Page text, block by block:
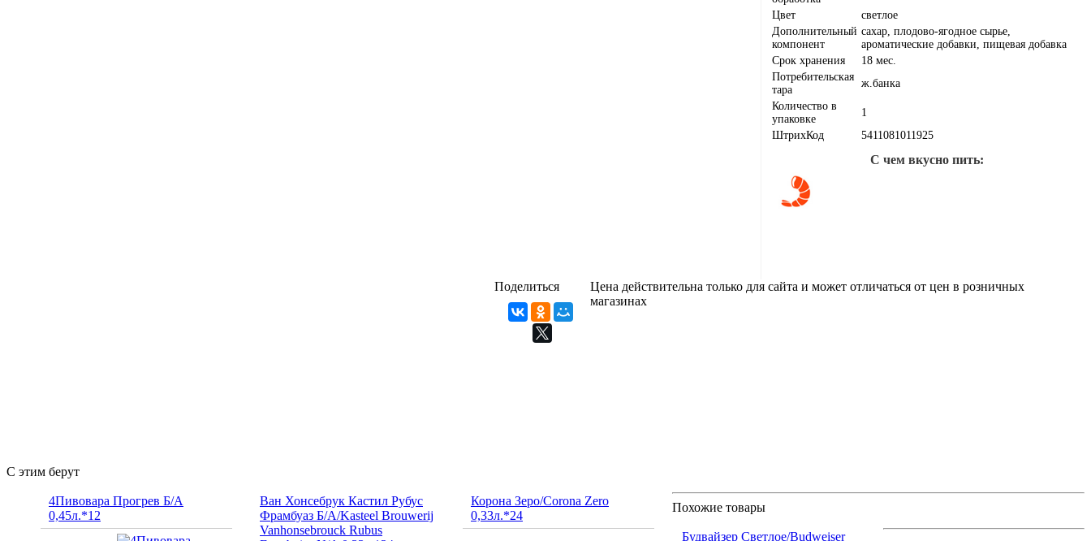
Цвет
светлое
Дополнительный
компонент
сахар, плодово-ягодное сырье,
ароматические добавки, пищевая добавка
Срок хранения
18 мес.
Потребительская
тара
ж.банка
Количество в
упаковке
1
ШтрихКод
5411081011925
С чем вкусно пить:
Поделиться
Цена действительна только для сайта и может отличаться от цен в розничных
магазинах
С этим берут
4Пивовара Прогрев Б/А
0,45л.*12
Ван Хонсебрук Кастил Рубус
Фрамбуаз Б/А/Kasteel Brouwerij
Vanhonsebrouck Rubus
Корона Зеро/Corona Zero
0,33л.*24
Похожие товары
Будвайзер Светлое/Budweiser